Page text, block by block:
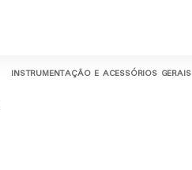
INSTRUMENTAÇÃO E ACESSÓRIOS GERAIS